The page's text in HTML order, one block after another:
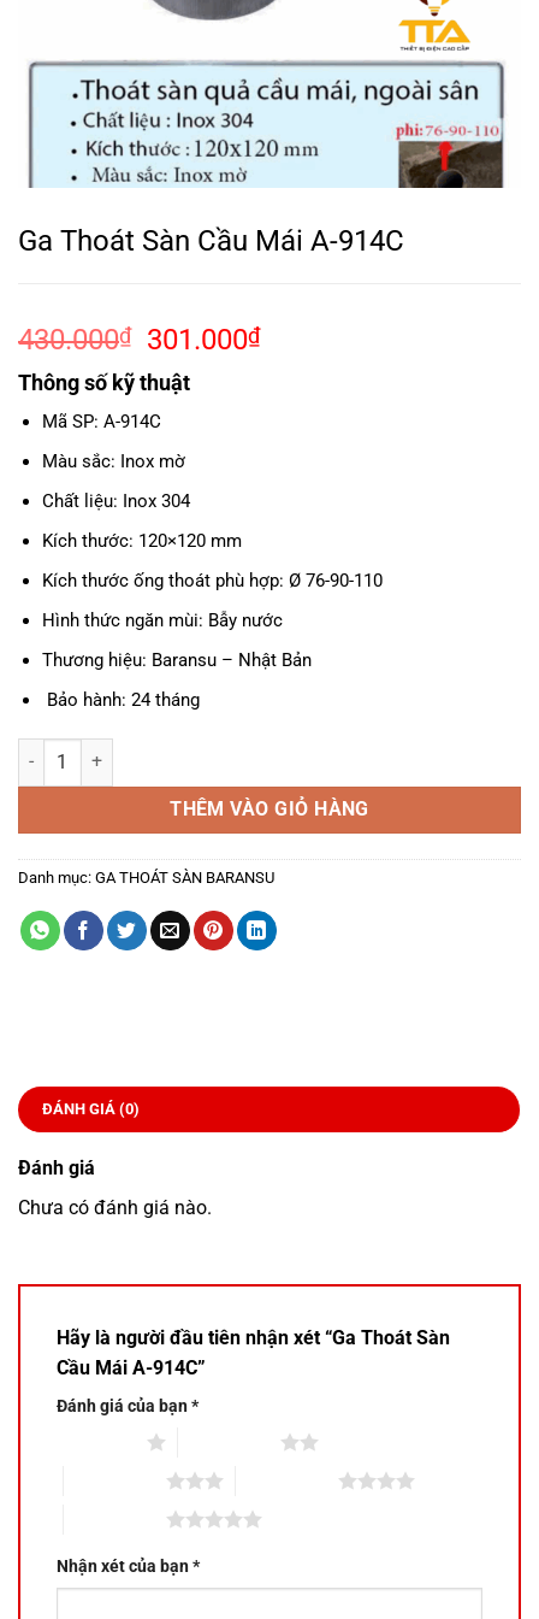
Ga Thoát Sàn Cầu Mái A-914C
430.000₫
Giá
gốc
là:
430.000₫.
301.000₫Giá
Thông số kỹ thuật
Mã SP: A-914C
Màu sắc: Inox mờ
Chất liệu: Inox 304
Kích thước: 120×120 mm
Kích thước ống thoát phù hợp: Ø 76-90-110
Hình thức ngăn mùi: Bẫy nước
Thương hiệu: Baransu – Nhật Bản
Bảo hành: 24 tháng
Ga Thoát Sàn Cầu Mái A-914C số lượng
THÊM VÀO GIỎ HÀNG
Danh mục: GA THOÁT SÀN BARANSU
ĐÁNH GIÁ (0)
Đánh giá
Chưa có đánh giá nào.
Hãy là người đầu tiên nhận xét “Ga Thoát Sàn
Cầu Mái A-914C”
Đánh giá của bạn*
Nhận xét của bạn*